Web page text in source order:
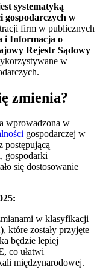
systematyką
gospodarczych w
firm w publicznych
i Informacja o
Rejestr Sądowy
w
zmienia?
wprowadzona w
gospodarczej w
postępującą
gospodarki
się dostosowanie
w klasyfikacji
, które zostały przyjęte
będzie lepiej
co ułatwi
międzynarodowej.